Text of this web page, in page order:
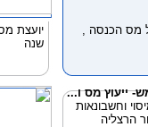
מס הכנסה ,
שנה
ייעוץ מס ו...
וחשבונאות
הרצליה